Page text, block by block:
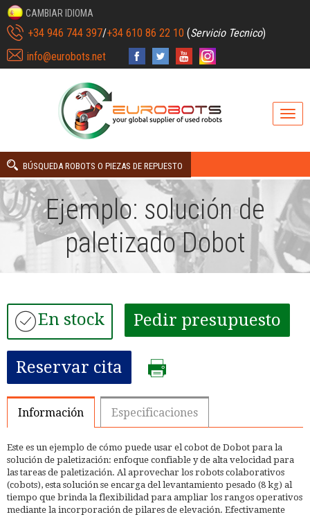
CAMBIAR IDIOMA
+34 946 744 397/+34 610 86 22 10 (Servicio Tecnico)
info@eurobots.net
BÚSQUEDA ROBOTS O PIEZAS DE REPUESTO
Ejemplo: solución de
paletizado Dobot
En stock Pedir presupuesto
Reservar cita
Información Especificaciones
Este es un ejemplo de cómo puede usar el cobot de Dobot para la
solución de paletización: enfoque confiable y de alta velocidad para
las tareas de paletización. Al aprovechar los robots colaborativos
(cobots), esta solución se encarga del levantamiento pesado (8 kg) al
tiempo que brinda la flexibilidad para ampliar los rangos operativos
mediante la incorporación de pilares de elevación. Efectivamente